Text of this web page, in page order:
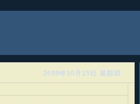
2009年10月15日 星期四